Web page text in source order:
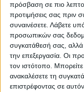
πρόσβαση σε πιο
προτιμήσεις σας πριν
συναινέσετε. Λάβετε
προσωπικών σας
συγκατάθεσή σας, αλλά
την επεξεργασία. Οι
τον ιστότοπο.
ανακαλέσετε τη
επιστρέφοντας σε
της ΕΘΕΑΣ, ο
διευθυντής
Διαμάντω
Σωτηρόπουλος,
Επιτροπής,.
Στη συνάντηση
γραμματέας